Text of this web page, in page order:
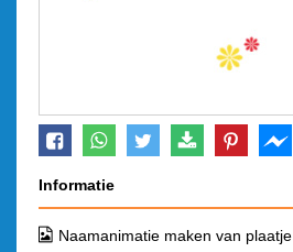
Informatie
Naamanimatie maken van plaatje